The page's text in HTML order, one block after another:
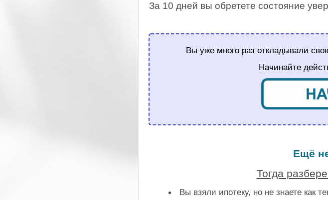
За 10 дней вы обретете состояние
Вы уже много раз откладывали
Начинайте
Ещё
Тогда
Вы взяли ипотеку, но не знаете как